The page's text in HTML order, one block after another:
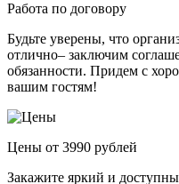
Работа по договору
Будьте уверены, что
отлично– заключим
обязанности. Придем с
вашим гостям!
Цены от 3990 рублей
Закажите яркий и